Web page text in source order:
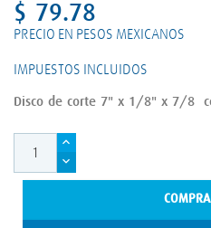
$ 79.78
PRECIO EN PESOS MEXICANOS
IMPUESTOS INCLUIDOS
Disco de corte 7" x 1/8" x 7/8